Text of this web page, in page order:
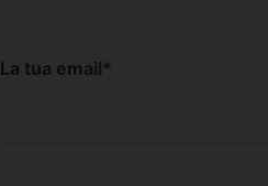
La tua email*